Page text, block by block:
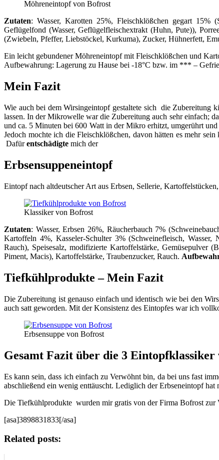
Möhreneintopf von Bofrost
Zutaten: Wasser, Karotten 25%, Fleischklößchen gegart 15%
Geflügelfond (Wasser, Geflügelfleischextrakt (Huhn, Pute)),
(Zwiebeln, Pfeffer, Liebstöckel, Kurkuma), Zucker, Hühnerfett,
Ein leicht gebundener Möhreneintopf mit Fleischklößchen und
Aufbewahrung: Lagerung zu Hause bei -18°C bzw. im *** –
Mein Fazit
Wie auch bei dem Wirsingeintopf gestaltete sich die Zubereitung
lassen. In der Mikrowelle war die Zubereitung auch sehr einfach;
und ca. 5 Minuten bei 600 Watt in der Mikro erhitzt, umgerührt
Jedoch mochte ich die Fleischklößchen, davon hätten es mehr
Dafürentschädigte mich der
Erbsensuppeneintopf
Eintopf nach altdeutscher Art aus Erbsen, Sellerie,
Klassiker von Bofrost
Zutaten: Wasser, Erbsen 26%, Räucherbauch 7%
Kartoffeln 4%, Kasseler-Schulter 3% (Schweinefleisch,
Rauch), Speisesalz, modifizierte Kartoffelstärke, Gemüsepulver
Piment, Macis), Kartoffelstärke, Traubenzucker, Rauch.
Tiefkühlprodukte – Mein Fazit
Die Zubereitung ist genauso einfach und identisch wie bei den
auch satt geworden. Mit der Konsistenz des Eintopfes war ich
Erbsensuppe von Bofrost
Gesamt Fazit über die 3 Eintopfklassiker
Es kann sein, dass ich einfach zu Verwöhnt bin, da bei uns fast
abschließend ein wenig enttäuscht. Lediglich der Erbseneintopf hat
Die Tiefkühlprodukte wurden mir gratis von der Firma Bofrost zur
[asa]3898831833[/asa]
Related posts: